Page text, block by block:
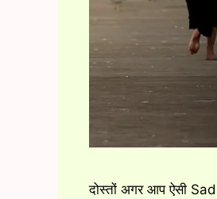
दोस्तों अगर आप ऐसी